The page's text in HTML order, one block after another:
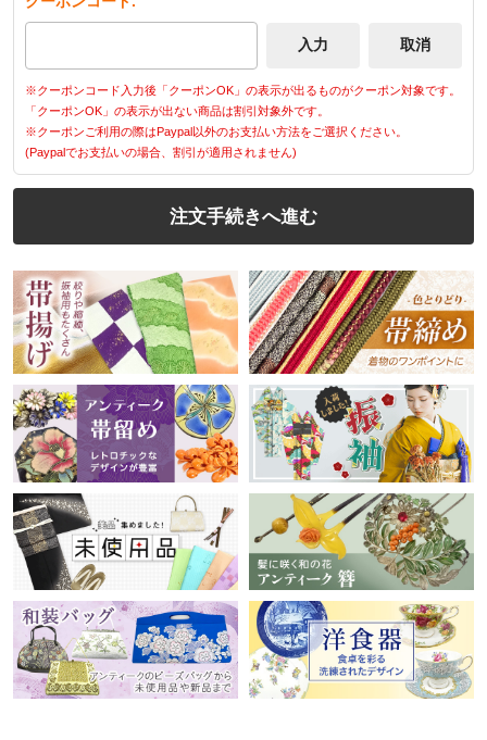
※クーポンコード入力後「クーポンOK」の表示が出るものがクーポン対象です。
「クーポンOK」の表示が出ない商品は割引対象外です。
※クーポンご利用の際はPaypal以外のお支払い方法をご選択ください。
(Paypalでお支払いの場合、割引が適用されません)
注文手続きへ進む